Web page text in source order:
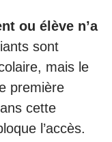
ou élève n’a
sont
mais le
première
cette
l’accès.